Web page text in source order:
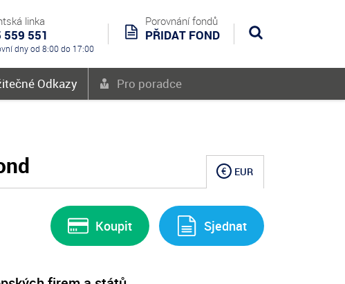
linka
559 551
dny od 8:00 do 17:00
Porovnání fondů
PŘIDAT FOND
Odkazy Pro poradce
€ EUR
Koupit Sjednat